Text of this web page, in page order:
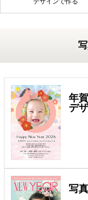
デザインで作る
年
デ
写